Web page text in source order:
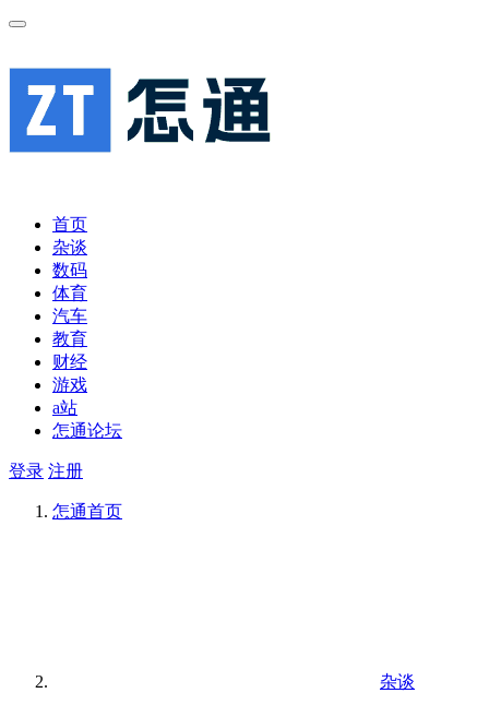
首页
杂谈
数码
体育
汽车
教育
财经
游戏
a站
怎通论坛
登录 注册
怎通首页
杂谈